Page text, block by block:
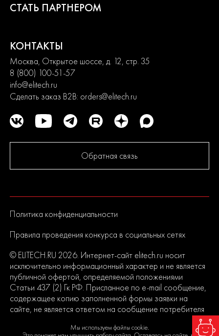
СТАТЬ ПАРТНЕРОМ
КОНТАКТЫ
Москва, Открытое шоссе, д. 12, стр. 35
8 (800) 100-51-57
info@elitech.ru
Сделать заказ B2B: orders@elitech.ru
Обратная связь
Политика конфиденциальности
Правила проведения конкурса в социальных сетях
© ELITECH.RU 2026. Интернет-сайт elitech.ru носит
исключительно информационный характер и не является
публичной офертой, определяемой положениями
Статьи 437 (2) Гк РФ. Присланное по e-mail сообщение,
содержащее копию заполненной формы заявки на
сайте, не является ответом на сообщение потребителя
сайта.
Мы используем файлы cookie.